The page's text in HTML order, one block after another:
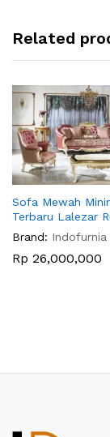
Related
Sofa Mewah
Terbaru Lalezar
Brand: Indofurnia
Rp 26,000,000